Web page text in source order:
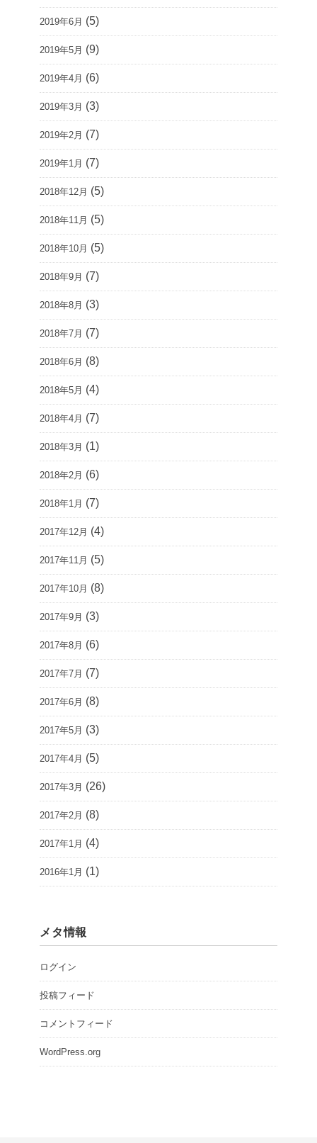
2019年6月 (5)
2019年5月 (9)
2019年4月 (6)
2019年3月 (3)
2019年2月 (7)
2019年1月 (7)
2018年12月 (5)
2018年11月 (5)
2018年10月 (5)
2018年9月 (7)
2018年8月 (3)
2018年7月 (7)
2018年6月 (8)
2018年5月 (4)
2018年4月 (7)
2018年3月 (1)
2018年2月 (6)
2018年1月 (7)
2017年12月 (4)
2017年11月 (5)
2017年10月 (8)
2017年9月 (3)
2017年8月 (6)
2017年7月 (7)
2017年6月 (8)
2017年5月 (3)
2017年4月 (5)
2017年3月 (26)
2017年2月 (8)
2017年1月 (4)
2016年1月 (1)
メタ情報
ログイン
投稿フィード
コメントフィード
WordPress.org